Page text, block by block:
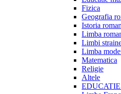
Fizica
Geografia
Istoria
Limba
Limbi
Limba
Matematica
Religie
Altele